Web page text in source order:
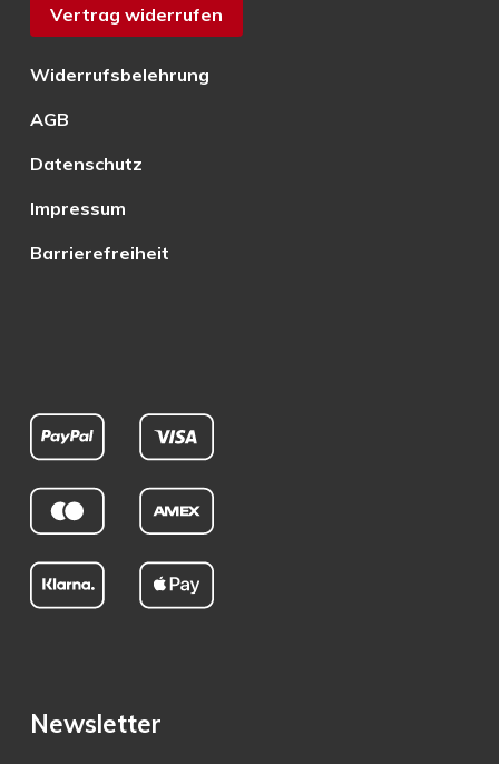
Vertrag widerrufen
Widerrufsbelehrung
AGB
Datenschutz
Impressum
Barrierefreiheit
Newsletter